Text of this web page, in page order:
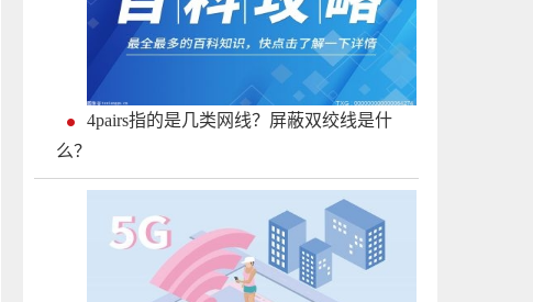
4pairs指的是几类网线？屏蔽双绞线是什
么？